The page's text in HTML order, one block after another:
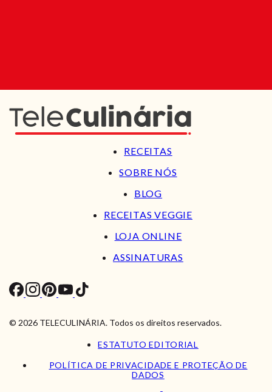
RECEITAS
SOBRE NÓS
BLOG
RECEITAS VEGGIE
LOJA ONLINE
ASSINATURAS
© 2026 TELECULINÁRIA. Todos os direitos reservados.
ESTATUTO EDITORIAL
POLÍTICA DE PRIVACIDADE E PROTEÇÃO DE
DADOS